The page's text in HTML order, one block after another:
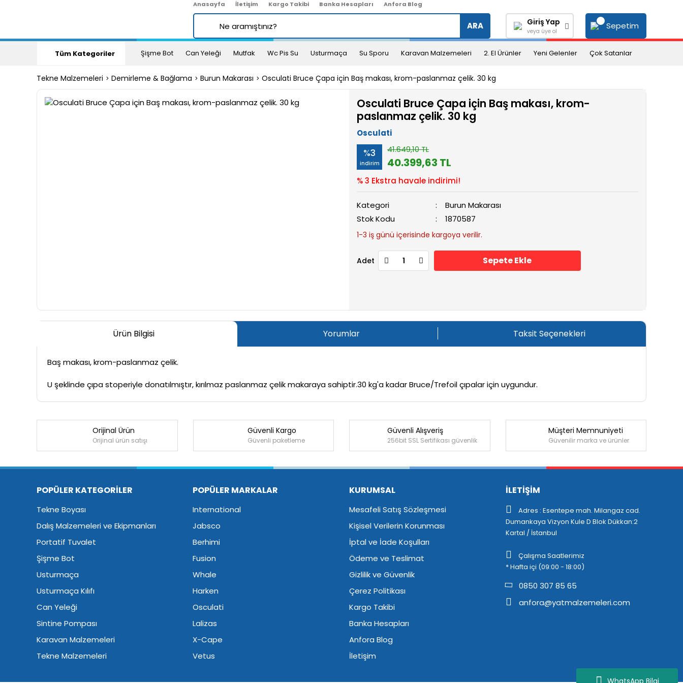
WhatsApp Bilgi
Anasayfa İletişim Kargo Takibi Banka Hesapları Anfora Blog
ARA Giriş Yap
veya üye ol
Sepetim
Tüm Kategoriler Şişme Bot Can Yeleği Mutfak Wc Pis Su Usturmaça Su Sporu Karavan Malzemeleri 2. El Ürünler Yeni Gelenler Çok Satanlar
Tekne Malzemeleri Demirleme & Bağlama Burun Makarası Osculati Bruce Çapa için Baş makası, krom-paslanmaz çelik. 30 kg
Osculati Bruce Çapa için Baş makası, krom-
paslanmaz çelik. 30 kg
Osculati
%3
indirim
41.649,10 TL
40.399,63 TL
% 3 Ekstra havale indirimi!
Kategori
Burun Makarası
Stok Kodu
1870587
1-3 iş günü içerisinde kargoya verilir.
Adet Sepete Ekle
Ürün Bilgisi Yorumlar Taksit Seçenekleri
Baş makası, krom-paslanmaz çelik.
U şeklinde çıpa stoperiyle donatılmıştır, kırılmaz paslanmaz çelik makaraya sahiptir.30 kg'a kadar Bruce/Trefoil çıpalar için uygundur.
Bu ürüne ilk yorumu siz yapın!
Orijinal Ürün
Orijinal ürün satışı
Güvenli Kargo
Güvenli paketleme
Güvenli Alışveriş
256bit SSL Sertifikası güvenlik
Müşteri Memnuniyeti
Güvenilir marka ve ürünler
POPÜLER KATEGORİLER
Tekne Boyası
Dalış Malzemeleri ve Ekipmanları
Portatif Tuvalet
Şişme Bot
Usturmaça
Usturmaça Kılıfı
Can Yeleği
Sintine Pompası
Karavan Malzemeleri
Tekne Malzemeleri
POPÜLER MARKALAR
International
Jabsco
Berhimi
Fusion
Whale
Harken
Osculati
Lalizas
X-Cape
Vetus
KURUMSAL
Mesafeli Satış Sözleşmesi
Kişisel Verilerin Korunması
İptal ve İade Koşulları
Ödeme ve Teslimat
Gizlilik ve Güvenlik
Çerez Politikası
Kargo Takibi
Banka Hesapları
Anfora Blog
İletişim
İLETİŞİM
Adres : Esentepe mah. Milangaz cad.
Dumankaya Vizyon Kule D Blok Dükkan:2
Kartal / İstanbul
Çalışma Saatlerimiz
* Hafta içi (09:00 - 18:00)
0850 307 85 65
anfora@yatmalzemeleri.com